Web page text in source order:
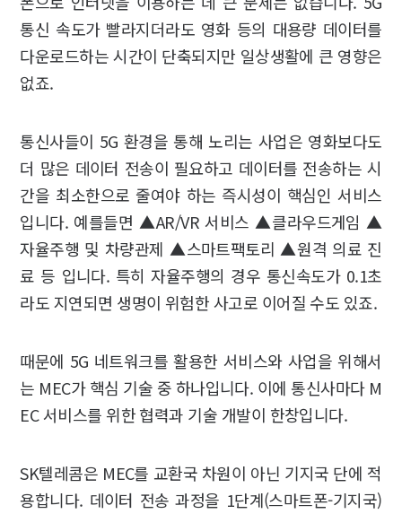
통신 속도가 빨라지더라도 영화 등의 대용량 데이터를
다운로드하는 시간이 단축되지만 일상생활에 큰 영향은
없죠.
통신사들이 5G 환경을 통해 노리는 사업은 영화보다도
더 많은 데이터 전송이 필요하고 데이터를 전송하는 시
간을 최소한으로 줄여야 하는 즉시성이 핵심인 서비스
입니다. 예를들면 ▲AR/VR 서비스 ▲클라우드게임 ▲
자율주행 및 차량관제 ▲스마트팩토리 ▲원격 의료 진
료 등 입니다. 특히 자율주행의 경우 통신속도가 0.1초
라도 지연되면 생명이 위험한 사고로 이어질 수도 있죠.
때문에 5G 네트워크를 활용한 서비스와 사업을 위해서
는 MEC가 핵심 기술 중 하나입니다. 이에 통신사마다 M
EC 서비스를 위한 협력과 기술 개발이 한창입니다.
SK텔레콤은 MEC를 교환국 차원이 아닌 기지국 단에 적
용합니다. 데이터 전송 과정을 1단계(스마트폰-기지국)